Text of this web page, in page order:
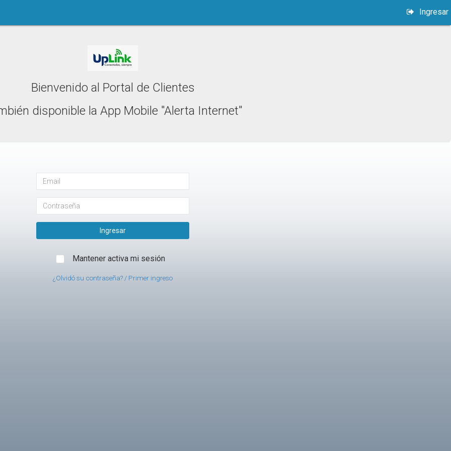
Ingresar
Bienvenido al Portal de Clientes
disponible la App Mobile "Alerta Internet"
Mantener activa mi sesión
¿Olvidó su contraseña? / Primer ingreso